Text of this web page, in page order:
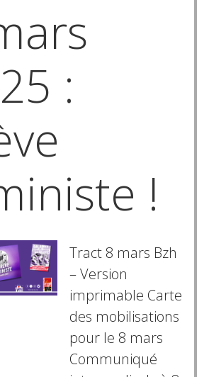
:
!
Tract 8 mars Bzh
– Version
imprimable Carte
des mobilisations
pour le 8 mars
Communiqué